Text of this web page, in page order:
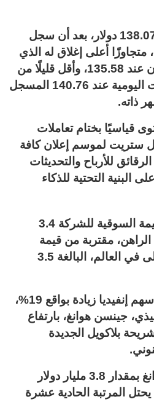
وأغلق سهم إنفيديا عند 138.07 دولار، بعد أن سجل
متجاوزًا أعلى إغلاق له الذي
بلغه في 17 يونيو/ حزيران عند 135.58، وأقل قليلًا من
أعلى مستوياته بالتداولات اليومية عند 140.76 المسجل
ذاته.
قياسيًا بختام تعاملات
ستريت لموسم إعلان كافة
للأرباح والتحديثات
البنية التحتية للذكاء
ونتيجة لذلك، تخطت القيمة السوقية للشركة 3.4
مقتربة من قيمة
شركة أبل، التي تُعد الأعلى في العالم، البالغة 3.5
ومنذ بداية أكتوبر، يشهد سهم إنفيديا زيادة بواقع 19%،
جينسن هوانغ، بارتفاع
بلاكويل الجديدة
ارتفعت ثروة جينسن هوانغ بمقدار 3.8 مليار دولار
يحتل المرتبة الحادية عشرة